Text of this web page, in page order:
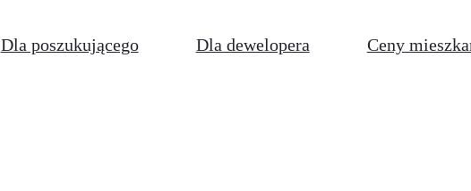
Dla poszukującego Dla dewelopera Ceny